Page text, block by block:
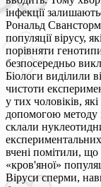
інфекції
Рональд
популяції вірусу,
порівняти
безпосередньо
Біологи виділили
чистоти
у тих чоловіків,
допомогою методу
склали
вчені помітили, що
«кров'яної»
Віруси сперми,